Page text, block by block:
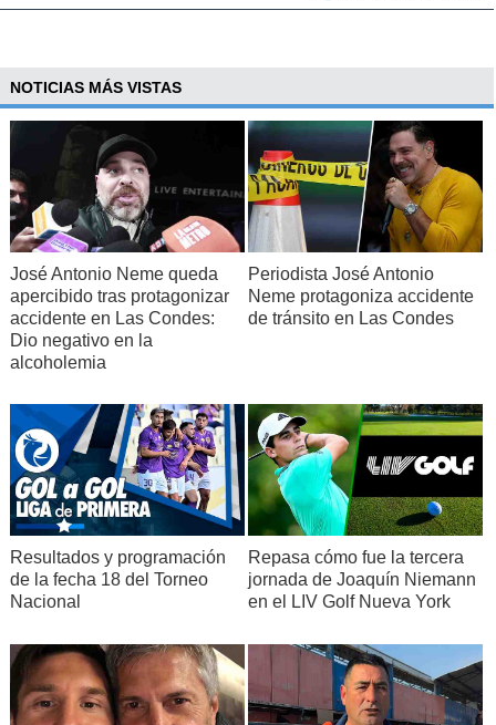
NOTICIAS MÁS VISTAS
José Antonio Neme queda
apercibido tras protagonizar
accidente en Las Condes:
Dio negativo en la
alcoholemia
Periodista José Antonio
Neme protagoniza accidente
de tránsito en Las Condes
Resultados y programación
de la fecha 18 del Torneo
Nacional
Repasa cómo fue la tercera
jornada de Joaquín Niemann
en el LIV Golf Nueva York